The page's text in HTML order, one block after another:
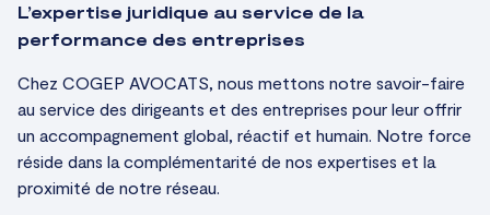
L’expertise juridique au service de la
performance des entreprises
Chez COGEP AVOCATS, nous mettons notre savoir-faire
au service des dirigeants et des entreprises pour leur offrir
un accompagnement global, réactif et humain. Notre force
réside dans la complémentarité de nos expertises et la
proximité de notre réseau.